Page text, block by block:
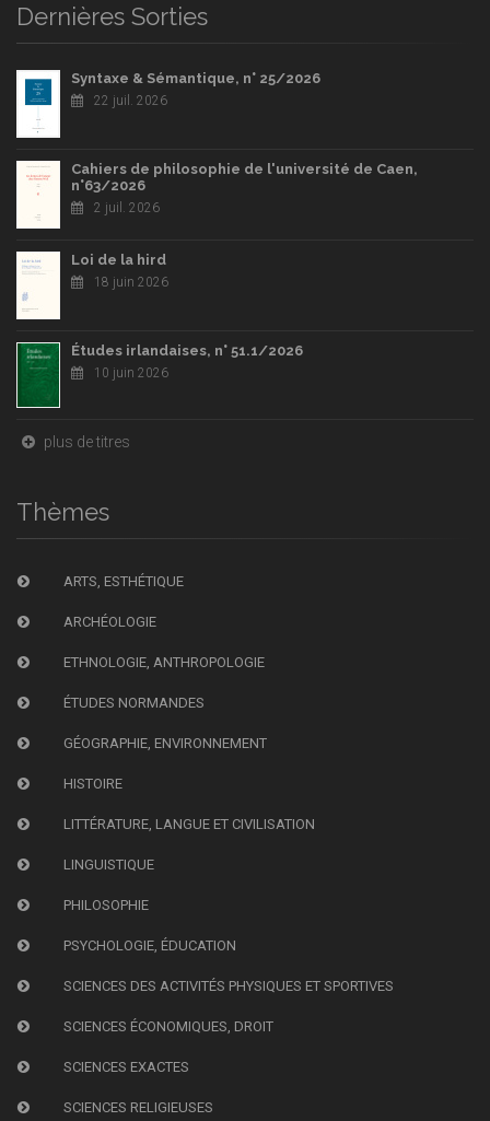
Dernières Sorties
Syntaxe & Sémantique, n° 25/2026
22 juil. 2026
Cahiers de philosophie de l'université de Caen,
n°63/2026
2 juil. 2026
Loi de la hird
18 juin 2026
Études irlandaises, n° 51.1/2026
10 juin 2026
plus de titres
Thèmes
ARTS, ESTHÉTIQUE
ARCHÉOLOGIE
ETHNOLOGIE, ANTHROPOLOGIE
ÉTUDES NORMANDES
GÉOGRAPHIE, ENVIRONNEMENT
HISTOIRE
LITTÉRATURE, LANGUE ET CIVILISATION
LINGUISTIQUE
PHILOSOPHIE
PSYCHOLOGIE, ÉDUCATION
SCIENCES DES ACTIVITÉS PHYSIQUES ET SPORTIVES
SCIENCES ÉCONOMIQUES, DROIT
SCIENCES EXACTES
SCIENCES RELIGIEUSES